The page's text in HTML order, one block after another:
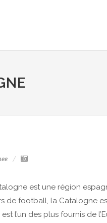
est une région
de football, la Catalogne
l’un des plus fournis de